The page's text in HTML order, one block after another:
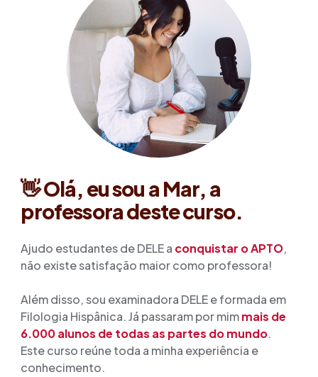
👋Olá, eu sou a Mar, a
professora deste curso.
Ajudo estudantes de DELE a conquistar o APTO,
não existe satisfação maior como professora!
Além disso, sou examinadora DELE e formada em
Filologia Hispânica. Já passaram por mimmais de
6.000 alunos de todas as partes do mundo.
Este curso reúne toda a minha experiência e
conhecimento.